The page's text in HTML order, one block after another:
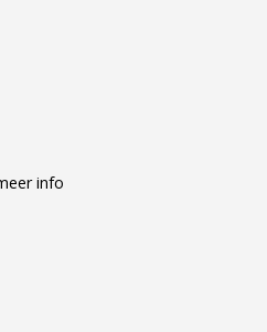
info